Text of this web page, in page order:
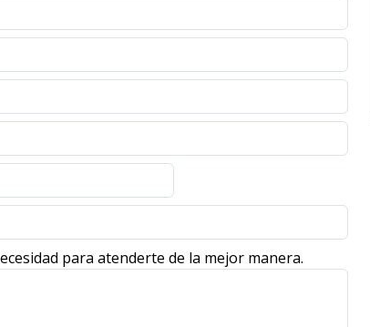
para atenderte de la mejor manera.